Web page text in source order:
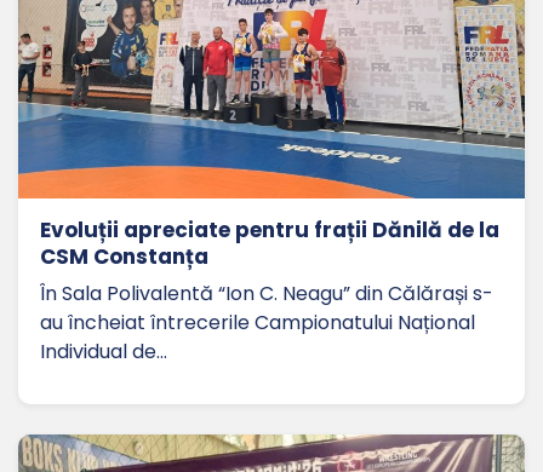
Evoluții apreciate pentru frații Dănilă de la
CSM Constanța
În Sala Polivalentă “Ion C. Neagu” din Călărași s-
au încheiat întrecerile Campionatului Național
Individual de…